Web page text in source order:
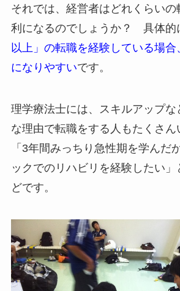
それでは、経営者はどれくらいの
利になるのでしょうか？ 具体的
以上」の転職を経験している場合
になりやすいです。
理学療法士には、スキルアップな
な理由で転職をする人もたくさ
「3年間みっちり急性期を学んだ
ックでのリハビリを経験したい
どです。